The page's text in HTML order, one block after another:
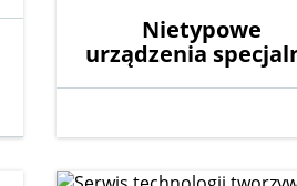
Nietypowe
urządzenia